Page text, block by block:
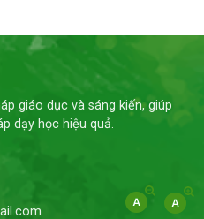
giáo dục và sáng kiến, giúp
dạy học hiệu quả.